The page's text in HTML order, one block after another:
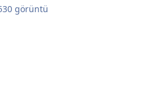
görüntü